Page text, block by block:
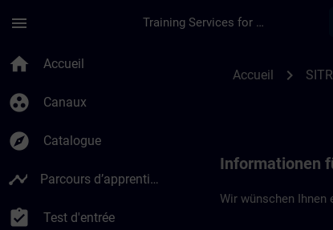
menu Training Services for Digital Industries
home Accueil
group_work Canaux
explore Catalogue
timeline Parcours d’apprentissage
assignment_turned_in Test d'entrée
Accueil chevron_right
Informationen
Wir wünschen Ihnen